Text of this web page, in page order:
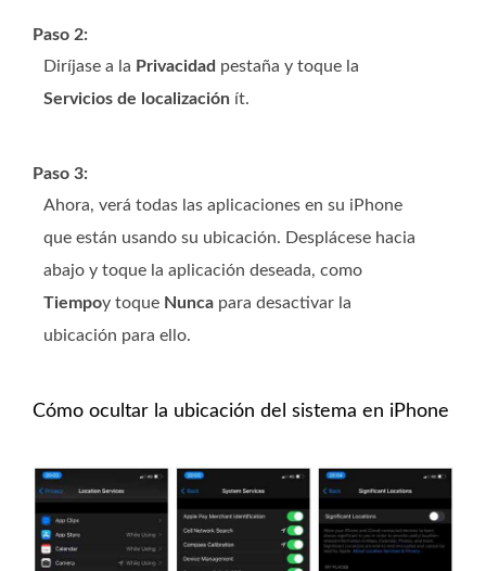
Paso 2:
Diríjase a la Privacidad pestaña y toque la
Servicios de localización ít.
Paso 3:
Ahora, verá todas las aplicaciones en su iPhone
que están usando su ubicación. Desplácese hacia
abajo y toque la aplicación deseada, como
Tiempoy toque Nunca para desactivar la
ubicación para ello.
Cómo ocultar la ubicación del sistema en iPhone